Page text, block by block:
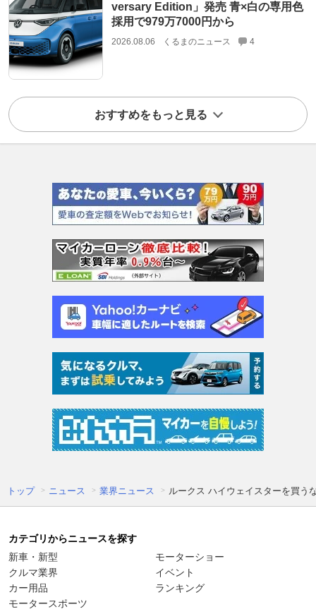
versary Edition」発売 青×白の専用色
採用で979万7000円から
2026.08.06 くるまのニュース 4
おすすめをもっと見る
トップ ニュース 業界ニュース ルークス ハイウェイスターを買
カテゴリからニュースを探す
新車・新型
クルマ業界
カー用品
モータースポーツ
モーターショー
イベント
ランキング